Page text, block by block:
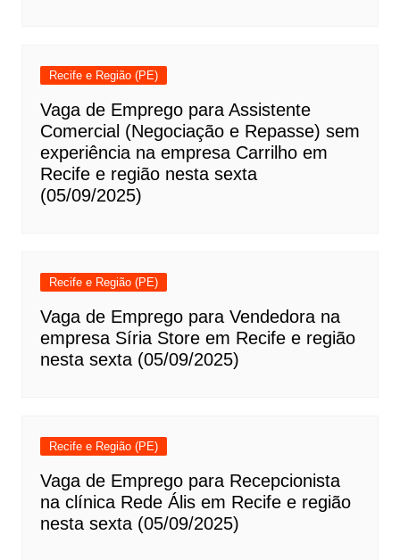
Recife e Região (PE)
Vaga de Emprego para Assistente
Comercial (Negociação e Repasse) sem
experiência na empresa Carrilho em
Recife e região nesta sexta
(05/09/2025)
Recife e Região (PE)
Vaga de Emprego para Vendedora na
empresa Síria Store em Recife e região
nesta sexta (05/09/2025)
Recife e Região (PE)
Vaga de Emprego para Recepcionista
na clínica Rede Ális em Recife e região
nesta sexta (05/09/2025)